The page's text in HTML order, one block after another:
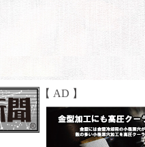
【 AD 】